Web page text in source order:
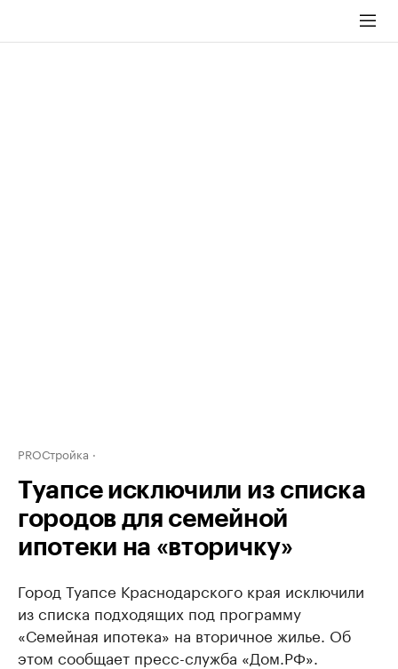
PROСтройка
Туапсе исключили из списка
городов для семейной
ипотеки на «вторичку»
Город Туапсе Краснодарского края исключили
из списка подходящих под программу
«Семейная ипотека» на вторичное жилье. Об
этом сообщает пресс-служба «Дом.РФ».